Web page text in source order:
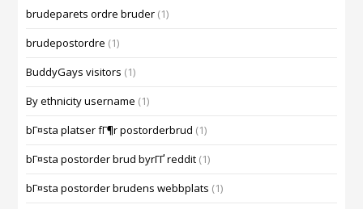
brudeparets ordre bruder (1)
brudepostordre (1)
BuddyGays visitors (1)
By ethnicity username (1)
bГ¤sta platser fГ¶r postorderbrud (1)
bГ¤sta postorder brud byrГҐ reddit (1)
bГ¤sta postorder brudens webbplats (1)